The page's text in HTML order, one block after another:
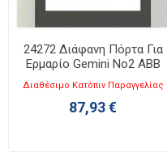
24272 Διάφανη Πόρτα Για
Ερμαρίο Gemini No2 ABB
Διαθέσιμο Κατόπιν Παραγγελίας
87,93 €